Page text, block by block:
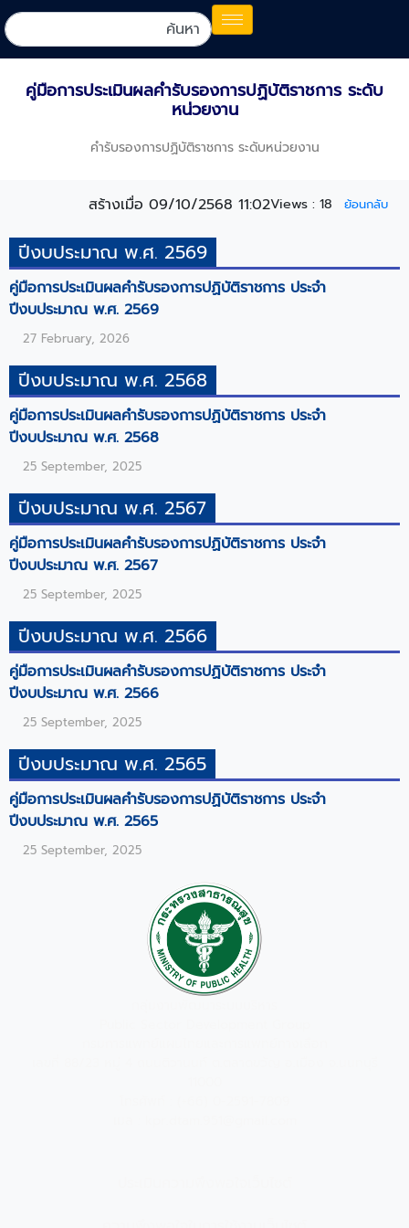
คู่มือการประเมินผลคำรับรองการปฏิบัติราชการ ระดับ
หน่วยงาน
คำรับรองการปฏิบัติราชการ ระดับหน่วยงาน
สร้างเมื่อ 09/10/2568 11:02Views : 18 ย้อนกลับ
ปีงบประมาณ พ.ศ. 2569
คู่มือการประเมินผลคำรับรองการปฏิบัติราชการ ประจำ
ปีงบประมาณ พ.ศ. 2569
27 February, 2026
ปีงบประมาณ พ.ศ. 2568
คู่มือการประเมินผลคำรับรองการปฏิบัติราชการ ประจำ
ปีงบประมาณ พ.ศ. 2568
25 September, 2025
ปีงบประมาณ พ.ศ. 2567
คู่มือการประเมินผลคำรับรองการปฏิบัติราชการ ประจำ
ปีงบประมาณ พ.ศ. 2567
25 September, 2025
ปีงบประมาณ พ.ศ. 2566
คู่มือการประเมินผลคำรับรองการปฏิบัติราชการ ประจำ
ปีงบประมาณ พ.ศ. 2566
25 September, 2025
ปีงบประมาณ พ.ศ. 2565
คู่มือการประเมินผลคำรับรองการปฏิบัติราชการ ประจำ
ปีงบประมาณ พ.ศ. 2565
25 September, 2025